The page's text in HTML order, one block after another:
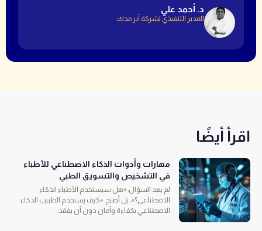
د. أحمد علي
المدير التنفيذي لشركة أبر مدك
اقرأ أيضًا
مهارات وأدوات الذكاء الاصطناعي للأطباء
في التشخيص والتسويق الطبي
لم يعد السؤال: «هل سيستخدم الأطباء الذكاء
الاصطناعي؟»، بل أصبح: «كيف يستخدم الطبيب الذكاء
الاصطناعي بكفاءة وأمان دون أن يفقد